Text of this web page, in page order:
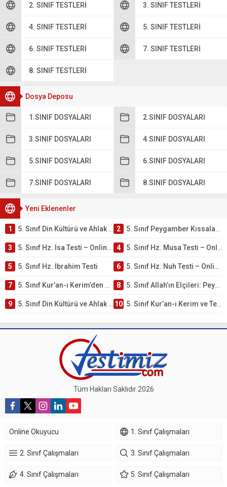
2. SINIF TESTLERI 3. SINIF TESTLERI
4. SINIF TESTLERI 5. SINIF TESTLERI
6. SINIF TESTLERI 7. SINIF TESTLERI
8. SINIF TESTLERI
Dosya Deposu
1.SINIF DOSYALARI 2.SINIF DOSYALARI
3.SINIF DOSYALARI 4.SINIF DOSYALARI
5.SINIF DOSYALARI 6.SINIF DOSYALARI
7.SINIF DOSYALARI 8.SINIF DOSYALARI
Yeni Eklenenler
1 5. Sınıf Din Kültürü ve Ahlak Bilgisi 4. Ünite: Peygamber Kıssaları Çalışmaları 2 5. Sınıf Peygamber Kıssaları Ünite Testi – Online Çöz
3 5. Sınıf Hz. İsa Testi – Online Çöz 4 5. Sınıf Hz. Musa Testi – Online Çöz
5 5. Sınıf Hz. İbrahim Testi 6 5. Sınıf Hz. Nuh Testi – Online Çöz
7 5. Sınıf Kur’an-ı Kerim’den Öğütler – Peygamber Kıssaları Testi – Online Çöz 8 5. Sınıf Allah’ın Elçileri: Peygamberler Testi – Online Çöz
9 5. Sınıf Din Kültürü ve Ahlak Bilgisi 3. Ünite: Kur’an-ı Kerim Çalışmaları 10 5. Sınıf Kur’an-ı Kerim ve Temel Özellikleri Testi – Online Çöz
Tüm Hakları Saklıdır 2026
Online Okuyucu 1. Sınıf Çalışmaları
2. Sınıf Çalışmaları 3. Sınıf Çalışmaları
4. Sınıf Çalışmaları 5. Sınıf Çalışmaları